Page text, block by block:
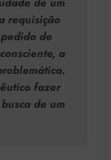
requisição
de
a
fazer
de um